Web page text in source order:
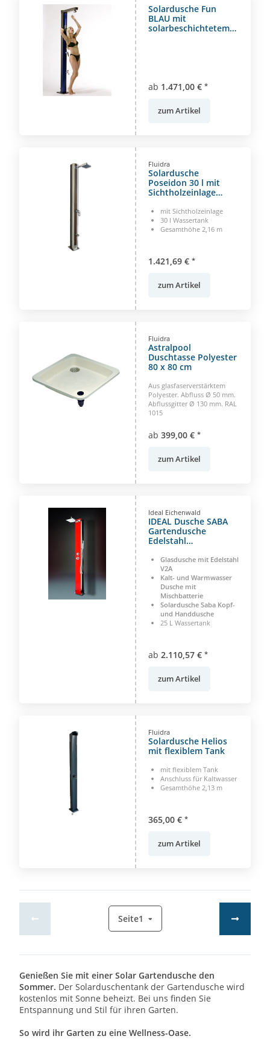
Solardusche Fun
BLAU mit
solarbeschichtetem
ab 1.471,00 € *
zum Artikel
Fluidra
Solardusche
Poseidon 30 l mit
Sichtholzeinlage
mit Sichtholzeinlage
30 l Wassertank
Gesamthöhe 2,16 m
1.421,69 € *
zum Artikel
Fluidra
Astralpool
Duschtasse Polyester
80 x 80 cm
Aus glasfaserverstärktem
Polyester. Abfluss Ø 50 mm.
Abflussgitter Ø 130 mm. RAL
1015
ab 399,00 € *
zum Artikel
Ideal Eichenwald
IDEAL Dusche SABA
Gartendusche
Edelstahl
Glasdusche mit Edelstahl
V2A
Kalt- und Warmwasser
Dusche mit
Mischbatterie
Solardusche Saba Kopf-
und Handdusche
25 L Wassertank
ab 2.110,57 € *
zum Artikel
Fluidra
Solardusche Helios
mit flexiblem Tank
mit flexiblem Tank
Anschluss für Kaltwasser
Gesamthöhe 2,13 m
365,00 € *
zum Artikel
Seite1
Genießen Sie mit einer Solar Gartendusche den
Sommer. Der Solarduschentank der Gartendusche wird
kostenlos mit Sonne beheizt. Bei uns finden Sie
Entspannung und Stil für ihren Garten.
So wird ihr Garten zu eine Wellness-Oase.